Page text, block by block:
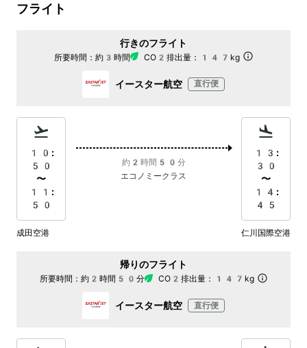
フライト
行きのフライト
所要時間： 約3時間 CO2排出量： 147kg
イースター航空 直行便
10:
50
〜
11:
50
約2時間50分
エコノミークラス
13:
30
〜
14:
45
成田空港 仁川国際空港
帰りのフライト
所要時間： 約2時間50分 CO2排出量： 147kg
イースター航空 直行便